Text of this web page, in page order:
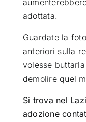
adottata.
Guardate la
anteriori sulla
volesse
demolire quel
Si trova nel
adozione